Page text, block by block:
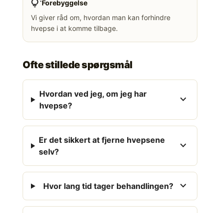
tips_and_updatesForebyggelse
Vi giver råd om, hvordan man kan forhindre
hvepse i at komme tilbage.
Ofte stillede spørgsmål
Hvordan ved jeg, om jeg har
hvepse?
expand_more
Er det sikkert at fjerne hvepsene
selv?
expand_more
Hvor lang tid tager behandlingen? expand_more